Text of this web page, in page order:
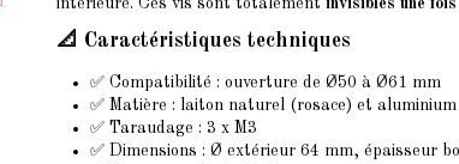
📐 Caractéristiques techniques
✅ Compatibilité : ouverture de Ø50 à Ø61 mm
✅ Matière : laiton naturel (rosace) et
✅ Taraudage : 3 x M3
✅ Dimensions : Ø extérieur 64 mm, épaisseur